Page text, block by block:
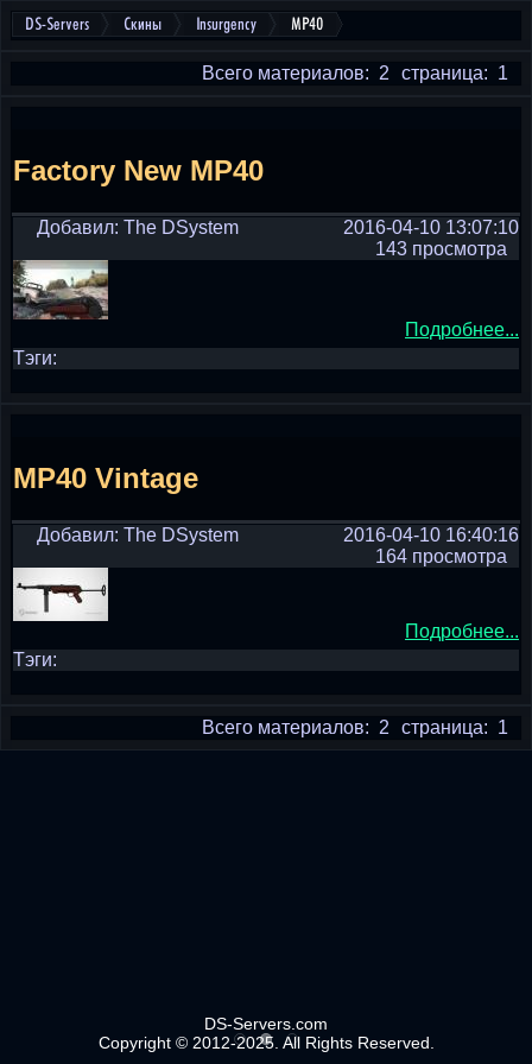
DS-Servers Скины Insurgency MP40
страница: 1
Всего материалов: 2
Factory New MP40
Добавил: The DSystem
2016-04-10 13:07:10
143 просмотра
Подробнее...
Тэги:
MP40 Vintage
Добавил: The DSystem
2016-04-10 16:40:16
164 просмотра
Подробнее...
Тэги:
страница: 1
Всего материалов: 2
DS-Servers.com
Copyright © 2012-2025. All Rights Reserved.